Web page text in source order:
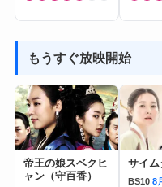
もうすぐ放映開始
帝王の娘スベクヒ
ャン（守百香）
サイム
BS10 8